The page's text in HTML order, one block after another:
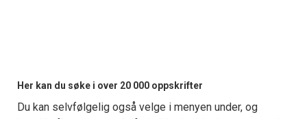
Her kan du søke i over 20 000 oppskrifter
Du kan selvfølgelig også velge i menyen under, og